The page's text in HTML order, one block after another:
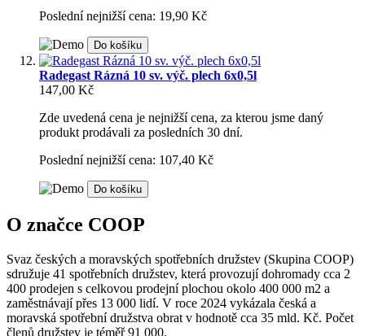
Poslední nejnižší cena: 19,90 Kč
Do košíku
Radegast Rázná 10 sv. výč. plech 6x0,5l
147,00 Kč
Zde uvedená cena je nejnižší cena, za kterou jsme daný
produkt prodávali za posledních 30 dní.
Poslední nejnižší cena: 107,40 Kč
Do košíku
O značce COOP
Svaz českých a moravských spotřebních družstev (Skupina COOP)
sdružuje 41 spotřebních družstev, která provozují dohromady cca 2
400 prodejen s celkovou prodejní plochou okolo 400 000 m2 a
zaměstnávají přes 13 000 lidí. V roce 2024 vykázala česká a
moravská spotřební družstva obrat v hodnotě cca 35 mld. Kč. Počet
členů družstev je téměř 91 000.